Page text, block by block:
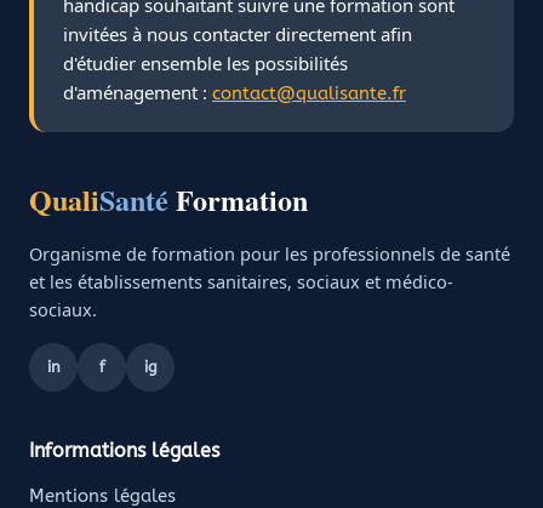
invitées à nous contacter directement afin
d'étudier ensemble les possibilités
d'aménagement : contact@qualisante.fr
QualiSanté Formation
Organisme de formation pour les professionnels de santé
et les établissements sanitaires, sociaux et médico-
sociaux.
in f ig
Informations légales
Mentions légales